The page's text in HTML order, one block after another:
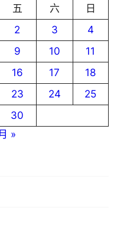
五 六
日
2 3
4
9 10
11
16 17
18
23 24
25
30
»